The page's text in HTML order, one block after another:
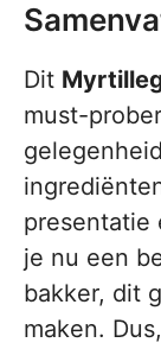
Dit
must-
presentatie
je nu een
bakker, dit
maken.